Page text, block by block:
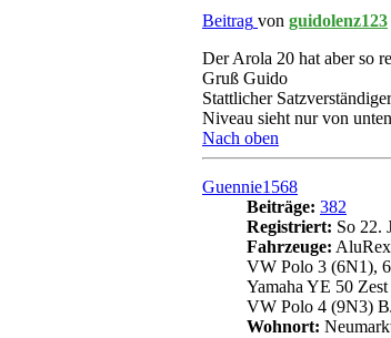
Beitrag von guidolenz123
Der Arola 20 hat aber so
Gruß Guido
Stattlicher
Niveau sieht nur von
Nach oben
Guennie1568
Beiträge: 382
Registriert: So 22.
Fahrzeuge:
VW Polo 3 (6N1),
Yamaha YE 50
VW Polo 4 (9N3)
Wohnort: